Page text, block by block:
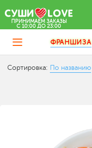
ПРИНИМАЕМ ЗАКАЗЫ
C 10:00 ДО 23:00
ФРАНШИЗА
Сортировка: По названию